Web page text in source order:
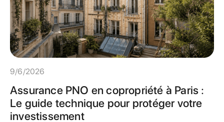
9/6/2026
Assurance PNO en copropriété à Paris :
Le guide technique pour protéger votre
investissement